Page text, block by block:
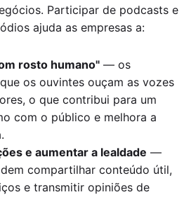
Participar de podcasts e
ajuda as empresas a:
rosto humano" — os
os ouvintes ouçam as vozes
o que contribui para um
com o público e melhora a
e aumentar a lealdade —
compartilhar conteúdo útil,
e transmitir opiniões de